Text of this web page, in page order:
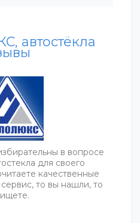
автостёкла
в вопросе
для своего
качественные
то вы нашли, то